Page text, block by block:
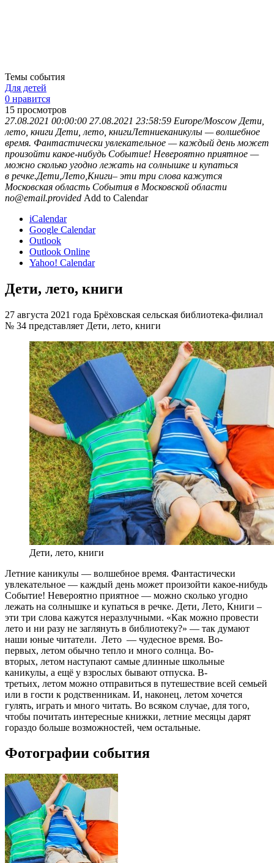
Темы события
Для детей
0 нравится
15 просмотров
27.08.2021 00:00:00 27.08.2021 23:58:59 Europe/Moscow Дети,
лето, книги Дети, лето, книгиЛетниеканикулы — волшебное
время. Фантастически увлекательное — каждый день может
произойти какое-нибудь Событие! Невероятно приятное —
можно сколько угодно лежать на солнышке и купаться
в речке.Дети,Лето,Книги– эти три слова кажутся
Московская область События в Московской области
no@email.provided Add to Calendar
iCalendar
Google Calendar
Outlook
Outlook Online
Yahoo! Calendar
Дети, лето, книги
27 августа 2021 года Брёховская сельская библиотека-филиал
№ 34 представляет Дети, лето, книги
Дети, лето, книги
Летние каникулы — волшебное время. Фантастически
увлекательное — каждый день может произойти какое-нибудь
Событие! Невероятно приятное — можно сколько угодно
лежать на солнышке и купаться в речке. Дети, Лето, Книги –
эти три слова кажутся неразлучными. «Как можно провести
лето и ни разу не заглянуть в библиотеку?» — так думают
наши юные читатели. Лето — чудесное время. Во-
первых, летом обычно тепло и много солнца. Во-
вторых, летом наступают самые длинные школьные
каникулы, а ещё у взрослых бывают отпуска. В-
третьих, летом можно отправиться в путешествие всей семьей
или в гости к родственникам. И, наконец, летом хочется
гулять, играть и много читать. Во всяком случае, для того,
чтобы почитать интересные книжки, летние месяцы дарят
гораздо больше возможностей, чем остальные.
Фотографии события